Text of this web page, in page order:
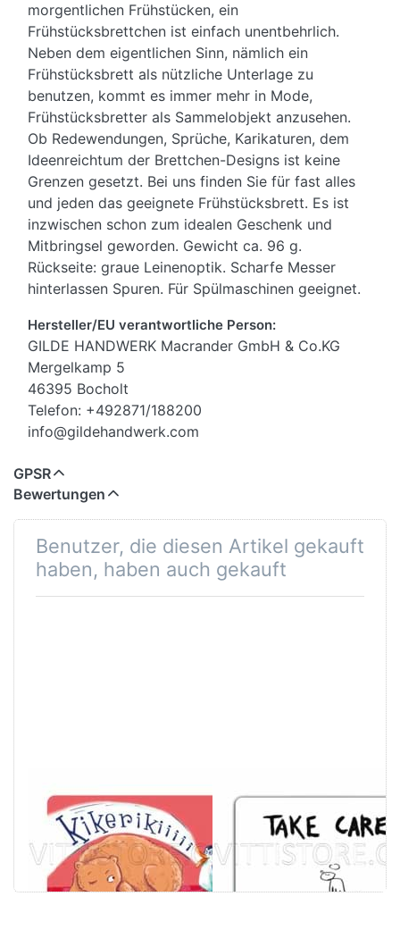
morgentlichen Frühstücken, ein
Frühstücksbrettchen ist einfach unentbehrlich.
Neben dem eigentlichen Sinn, nämlich ein
Frühstücksbrett als nützliche Unterlage zu
benutzen, kommt es immer mehr in Mode,
Frühstücksbretter als Sammelobjekt anzusehen.
Ob Redewendungen, Sprüche, Karikaturen, dem
Ideenreichtum der Brettchen-Designs ist keine
Grenzen gesetzt. Bei uns finden Sie für fast alles
und jeden das geeignete Frühstücksbrett. Es ist
inzwischen schon zum idealen Geschenk und
Mitbringsel geworden. Gewicht ca. 96 g.
Rückseite: graue Leinenoptik. Scharfe Messer
hinterlassen Spuren. Für Spülmaschinen geeignet.
Hersteller/EU verantwortliche Person:
GILDE HANDWERK Macrander GmbH & Co.KG
Mergelkamp 5
46395 Bocholt
Telefon: +492871/188200
info@gildehandwerk.com
GPSR
Bewertungen
Benutzer, die diesen Artikel gekauft
haben, haben auch gekauft
Frühstücksbrettchen
Kikerikiiiii
Take Care